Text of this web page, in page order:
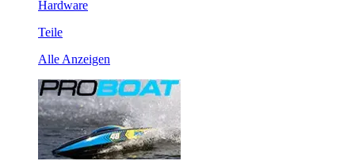
Hardware
Teile
Alle Anzeigen